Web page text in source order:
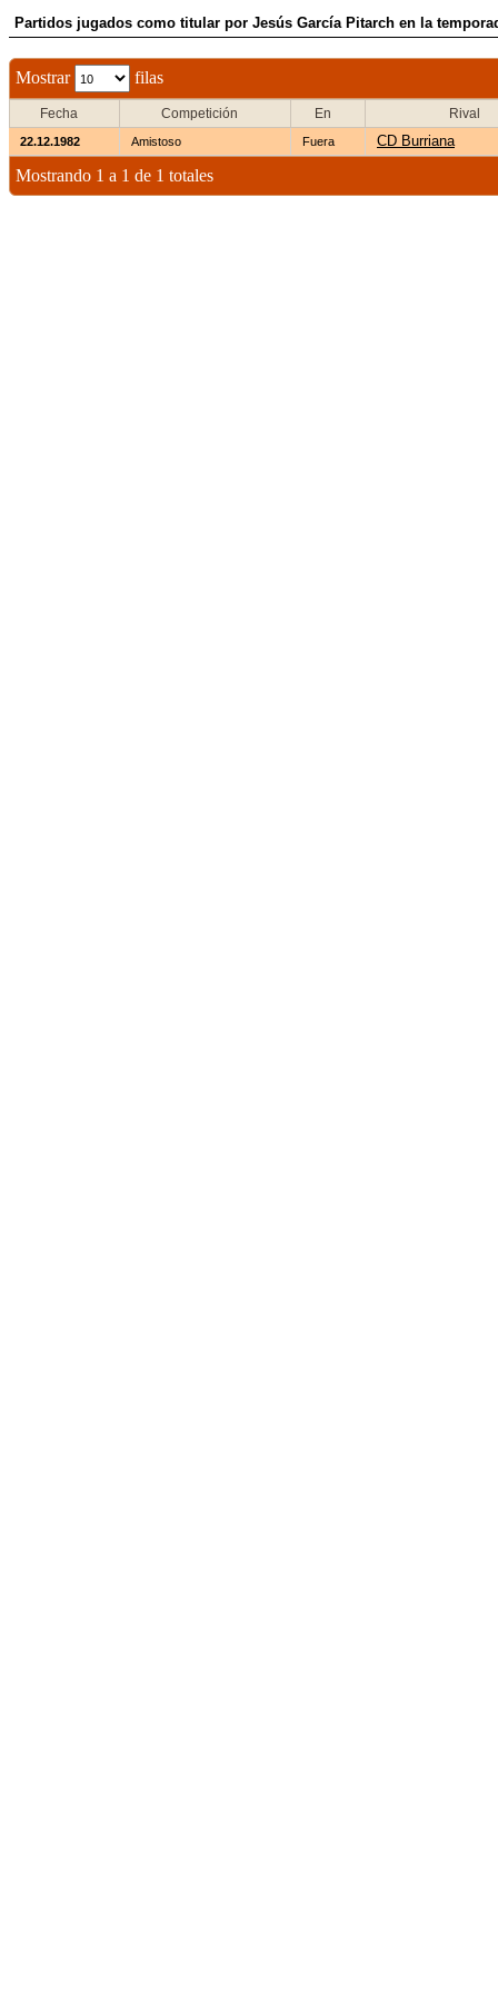
Partidos jugados como titular por Jesús García Pitarch en la
Mostrar filas
Fecha Competición En Rival
22.12.1982 Amistoso Fuera CD Burriana
Mostrando 1 a 1 de 1 totales